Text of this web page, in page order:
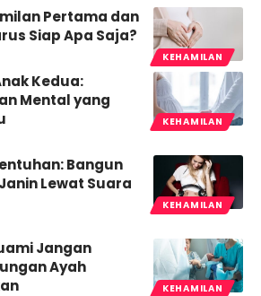
KEHAMILAN
Pertama dan
Siap Apa Saja?
KEHAMILAN
Kedua:
Mental yang
KEHAMILAN
Bangun
Lewat Suara
KEHAMILAN
Jangan
Ayah